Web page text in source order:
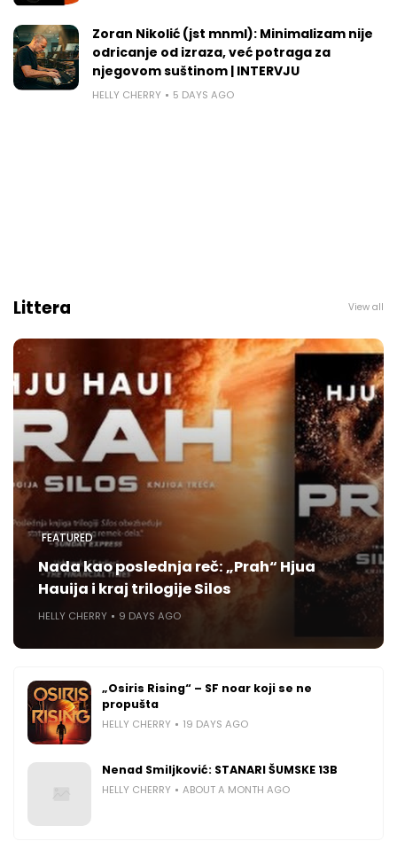
Zoran Nikolić (jst mnml): Minimalizam nije
odricanje od izraza, već potraga za
njegovom suštinom | INTERVJU
HELLY CHERRY 5 DAYS AGO
Littera View all
FEATURED
Nada kao poslednja reč: „Prah“ Hjua
Hauija i kraj trilogije Silos
HELLY CHERRY 9 DAYS AGO
„Osiris Rising“ – SF noar koji se ne
propušta
HELLY CHERRY 19 DAYS AGO
Nenad Smiljković: STANARI ŠUMSKE 13B
HELLY CHERRY ABOUT A MONTH AGO